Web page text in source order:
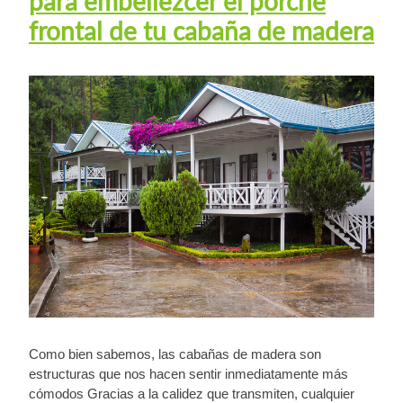
frontal de tu cabaña de madera
Como bien sabemos, las cabañas de madera son
estructuras que nos hacen sentir inmediatamente más
cómodos Gracias a la calidez que transmiten, cualquier